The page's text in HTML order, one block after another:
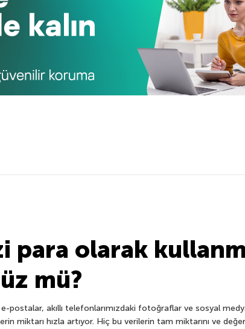
para olarak
mü?
postalar, akıllı telefonlarımızdaki fotoğraflar ve sosyal
miktarı hızla artıyor. Hiç bu verilerin tam miktarını ve